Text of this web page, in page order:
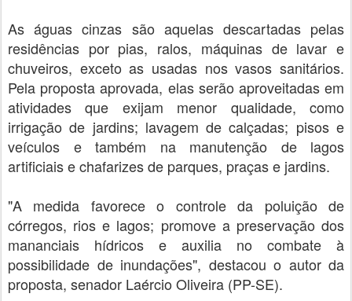
As águas cinzas são aquelas descartadas pelas
residências por pias, ralos, máquinas de lavar e
chuveiros, exceto as usadas nos vasos sanitários.
Pela proposta aprovada, elas serão aproveitadas em
atividades que exijam menor qualidade, como
irrigação de jardins; lavagem de calçadas; pisos e
veículos e também na manutenção de lagos
artificiais e chafarizes de parques, praças e jardins.
"A medida favorece o controle da poluição de
córregos, rios e lagos; promove a preservação dos
mananciais hídricos e auxilia no combate à
possibilidade de inundações", destacou o autor da
proposta, senador Laércio Oliveira (PP-SE).